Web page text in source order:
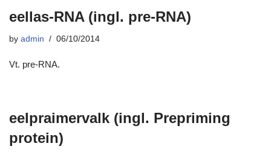
eellas-RNA (ingl. pre-RNA)
by admin 06/10/2014
Vt. pre-RNA.
eelpraimervalk (ingl. Prepriming
protein)